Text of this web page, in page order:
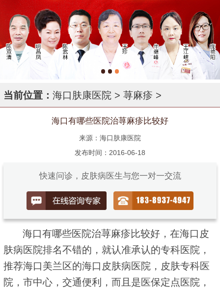
当前位置： 海口肤康医院 > 荨麻疹 >
海口有哪些医院治荨麻疹比较好
来源：海口肤康医院
发布时间：2016-06-18
快速问诊，皮肤病医生与您一对一交流
海口有哪些医院治荨麻疹比较好，在海口皮
肤病医院排名不错的，就认准承认的专科医院，
推荐海口美兰区的海口皮肤病医院，皮肤专科医
院，市中心，交通便利，而且是医保定点医院，